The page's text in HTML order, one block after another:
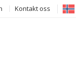
Kontakt oss